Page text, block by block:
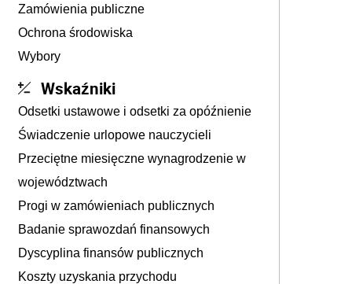
Zamówienia publiczne
Ochrona środowiska
Wybory
Wskaźniki
Odsetki ustawowe i odsetki za opóźnienie
Świadczenie urlopowe nauczycieli
Przeciętne miesięczne wynagrodzenie w
województwach
Progi w zamówieniach publicznych
Badanie sprawozdań finansowych
Dyscyplina finansów publicznych
Koszty uzyskania przychodu